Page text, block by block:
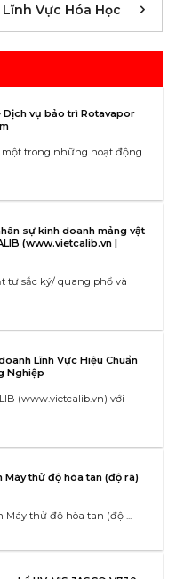
Vực Hóa Học
Dịch vụ bảo trì Rotavapor
một trong những hoạt động
sự kinh doanh mảng vật
(www.vietcalib.vn |
tư sắc ký/ quang phổ và
Lĩnh Vực Hiệu Chuẩn
Nghiệp
(www.vietcalib.vn) với
Máy thử độ hòa tan (độ rã)
thử độ hòa tan (độ ...